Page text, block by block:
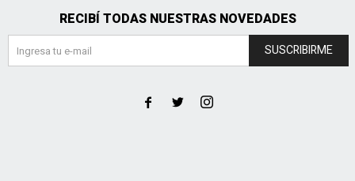
RECIBÍ TODAS NUESTRAS NOVEDADES
SUSCRIBIRME
  